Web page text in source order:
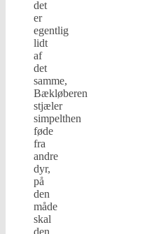
det
er
egentlig
lidt
af
det
samme,
Bækløberen
stjæler
simpelthen
føde
fra
andre
dyr,
på
den
måde
skal
den